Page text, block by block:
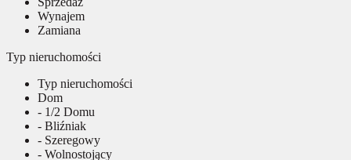
Wynajem
Zamiana
Typ nieruchomości
Typ nieruchomości
Dom
- 1/2 Domu
- Bliźniak
- Szeregowy
- Wolnostojący